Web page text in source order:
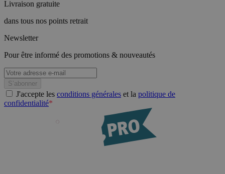
Livraison gratuite
dans tous nos points retrait
Newsletter
Pour être informé des promotions & nouveautés
J'accepte les conditions générales et la politique de
confidentialité*